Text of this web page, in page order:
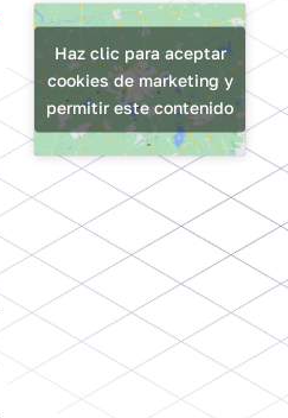
Haz clic para aceptar
cookies de marketing y
permitir este contenido